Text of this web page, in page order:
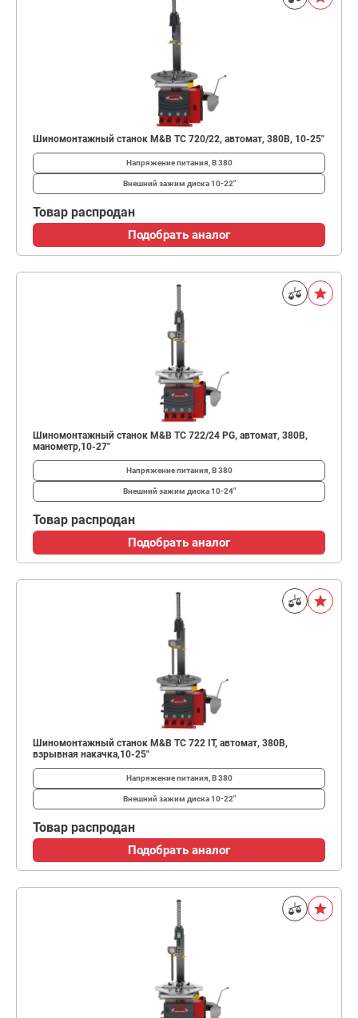
Шиномонтажный станок M&B TC 720/22, автомат, 380В, 10-25"
Напряжение питания, В380
Внешний зажим диска10-22"
Товар распродан
Подобрать аналог
Шиномонтажный станок M&B TC 722/24 PG, автомат, 380В,
манометр,10-27"
Напряжение питания, В380
Внешний зажим диска10-24"
Товар распродан
Подобрать аналог
Шиномонтажный станок M&B TC 722 IT, автомат, 380В,
взрывная накачка,10-25"
Напряжение питания, В380
Внешний зажим диска10-22"
Товар распродан
Подобрать аналог